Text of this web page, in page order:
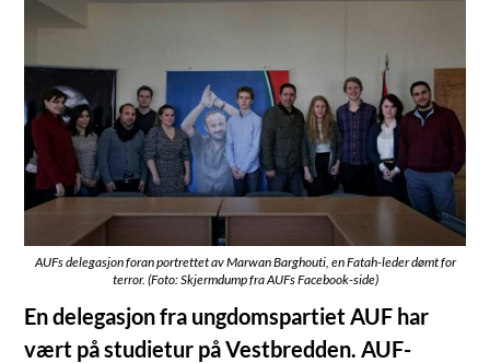
AUFs delegasjon foran portrettet av Marwan Barghouti, en Fatah-leder dømt for
terror. (Foto: Skjermdump fra AUFs Facebook-side)
En delegasjon fra ungdomspartiet AUF har
vært på studietur på Vestbredden. AUF-